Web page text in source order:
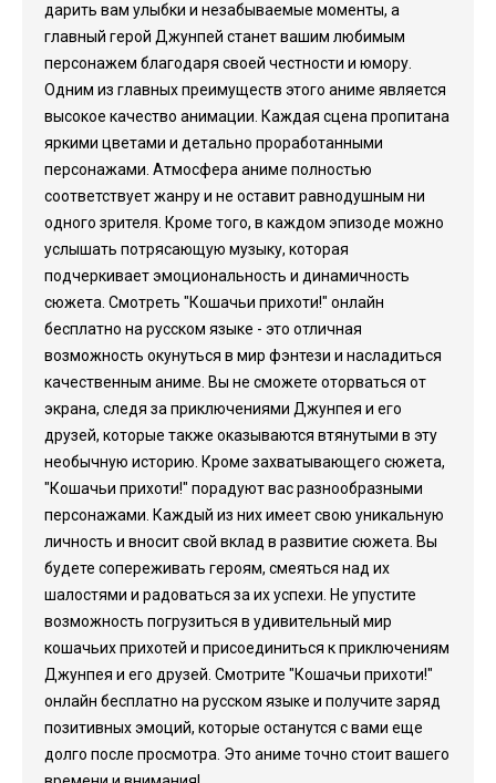
дарить вам улыбки и незабываемые моменты, а
главный герой Джунпей станет вашим любимым
персонажем благодаря своей честности и юмору.
Одним из главных преимуществ этого аниме является
высокое качество анимации. Каждая сцена пропитана
яркими цветами и детально проработанными
персонажами. Атмосфера аниме полностью
соответствует жанру и не оставит равнодушным ни
одного зрителя. Кроме того, в каждом эпизоде можно
услышать потрясающую музыку, которая
подчеркивает эмоциональность и динамичность
сюжета. Смотреть "Кошачьи прихоти!" онлайн
бесплатно на русском языке - это отличная
возможность окунуться в мир фэнтези и насладиться
качественным аниме. Вы не сможете оторваться от
экрана, следя за приключениями Джунпея и его
друзей, которые также оказываются втянутыми в эту
необычную историю. Кроме захватывающего сюжета,
"Кошачьи прихоти!" порадуют вас разнообразными
персонажами. Каждый из них имеет свою уникальную
личность и вносит свой вклад в развитие сюжета. Вы
будете сопереживать героям, смеяться над их
шалостями и радоваться за их успехи. Не упустите
возможность погрузиться в удивительный мир
кошачьих прихотей и присоединиться к приключениям
Джунпея и его друзей. Смотрите "Кошачьи прихоти!"
онлайн бесплатно на русском языке и получите заряд
позитивных эмоций, которые останутся с вами еще
долго после просмотра. Это аниме точно стоит вашего